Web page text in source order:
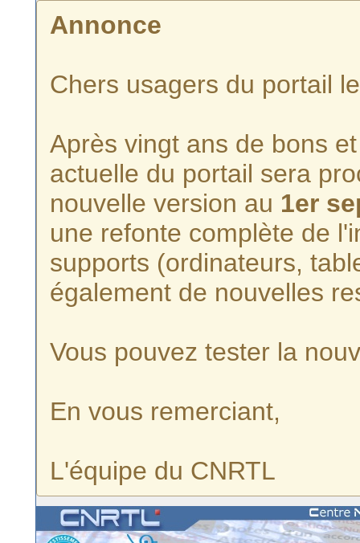
Annonce
Chers usagers du portail
Après vingt ans de bons
actuelle du portail sera
nouvelle version au 1er
une refonte complète de
supports (ordinateurs,
également de nouvelles
Vous pouvez tester la
En vous remerciant,
L'équipe du CNRTL